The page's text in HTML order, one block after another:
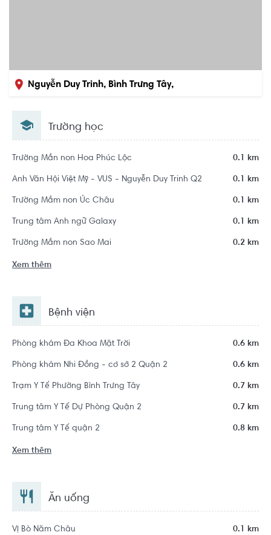
Nguyễn Duy Trinh, Bình Trưng Tây,
Trường học
Trường Mần non Hoa Phúc Lộc 0.1 km
Anh Văn Hội Việt Mỹ - VUS - Nguyễn Duy Trinh Q2 0.1 km
Trường Mầm non Úc Châu 0.1 km
Trung tâm Anh ngữ Galaxy 0.1 km
Trường Mầm non Sao Mai 0.2 km
Xem thêm
Bệnh viện
Phòng khám Đa Khoa Mặt Trời 0.6 km
Phòng khám Nhi Đồng - cơ sở 2 Quận 2 0.6 km
Trạm Y Tế Phường Bình Trưng Tây 0.7 km
Trung tâm Y Tế Dự Phòng Quận 2 0.7 km
Trung tâm Y Tế quận 2 0.8 km
Xem thêm
Ăn uống
Vị Bò Năm Châu 0.1 km